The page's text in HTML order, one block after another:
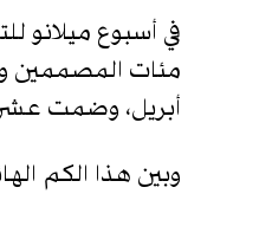
أبريل، وضمت
وبين هذا الكم